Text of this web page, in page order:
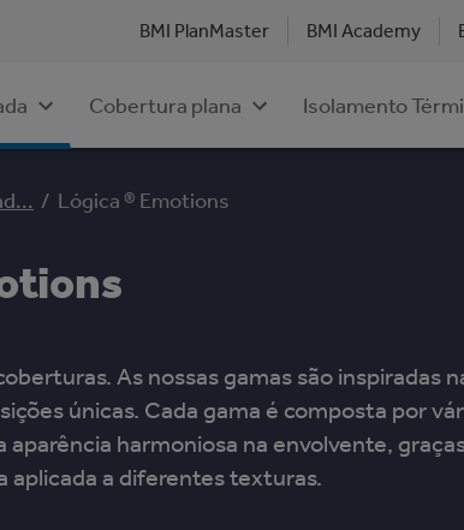
BMI PlanMaster BMI Academy
Cobertura plana Isolamento
/ Lógica ® Emotions
As nossas gamas são inspiradas
únicas. Cada gama é composta por
harmoniosa na envolvente,
aplicada a diferentes texturas.